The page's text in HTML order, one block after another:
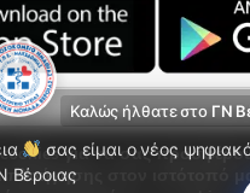
Καλώς ήλθατε στο ΓΝ
σας είμαι ο νέος
Βέροιας
για να σας
πλοήγησης στον ιστότοπό